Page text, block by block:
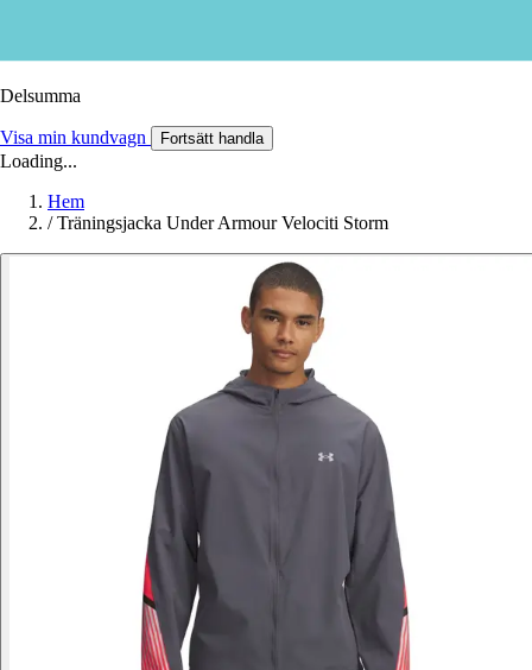
Delsumma
Visa min kundvagn Fortsätt handla
Loading...
Hem
/ Träningsjacka Under Armour Velociti Storm